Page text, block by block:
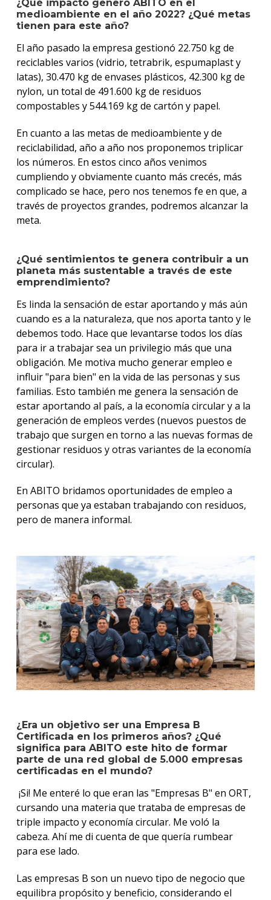
¿Qué impacto generó ABITO en el
medioambiente en el año 2022? ¿Qué metas
tienen para este año?
El año pasado la empresa gestionó 22.750 kg de
reciclables varios (vidrio, tetrabrik, espumaplast y
latas), 30.470 kg de envases plásticos, 42.300 kg de
nylon, un total de 491.600 kg de residuos
compostables y 544.169 kg de cartón y papel.
En cuanto a las metas de medioambiente y de
reciclabilidad, año a año nos proponemos triplicar
los números. En estos cinco años venimos
cumpliendo y obviamente cuanto más crecés, más
complicado se hace, pero nos tenemos fe en que, a
través de proyectos grandes, podremos alcanzar la
meta.
¿Qué sentimientos te genera contribuir a un
planeta más sustentable a través de este
emprendimiento?
Es linda la sensación de estar aportando y más aún
cuando es a la naturaleza, que nos aporta tanto y le
debemos todo. Hace que levantarse todos los días
para ir a trabajar sea un privilegio más que una
obligación. Me motiva mucho generar empleo e
influir "para bien" en la vida de las personas y sus
familias. Esto también me genera la sensación de
estar aportando al país, a la economía circular y a la
generación de empleos verdes (nuevos puestos de
trabajo que surgen en torno a las nuevas formas de
gestionar residuos y otras variantes de la economía
circular).
En ABITO bridamos oportunidades de empleo a
personas que ya estaban trabajando con residuos,
pero de manera informal.
¿Era un objetivo ser una Empresa B
Certificada en los primeros años? ¿Qué
significa para ABITO este hito de formar
parte de una red global de 5.000 empresas
certificadas en el mundo?
¡Si! Me enteré lo que eran las "Empresas B" en ORT,
cursando una materia que trataba de empresas de
triple impacto y economía circular. Me voló la
cabeza. Ahí me di cuenta de que quería rumbear
para ese lado.
Las empresas B son un nuevo tipo de negocio que
equilibra propósito y beneficio, considerando el